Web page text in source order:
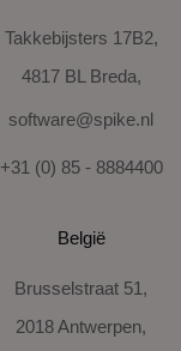
Takkebijsters 17B2,
4817 BL Breda,
software@spike.nl
+31 (0) 85 - 8884400
België
Brusselstraat 51,
2018 Antwerpen,